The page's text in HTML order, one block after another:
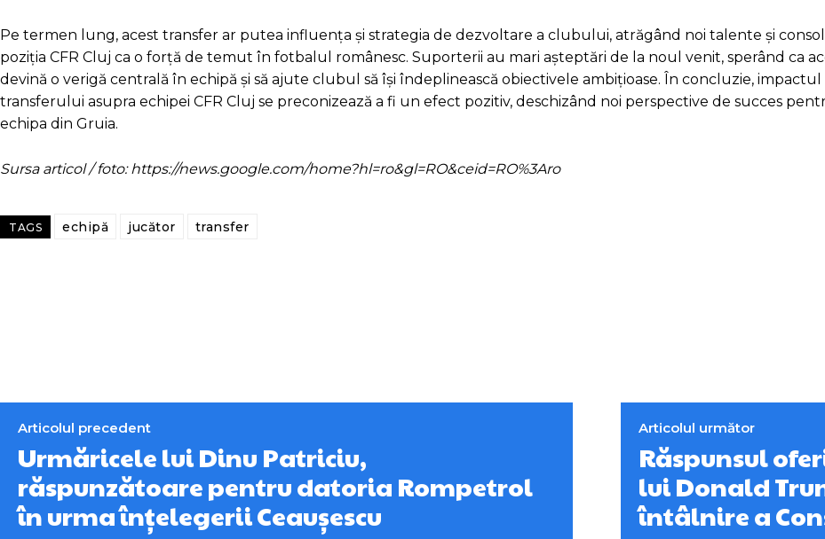
Pe termen lung, acest transfer ar putea influența și strategia de dezvoltare a clubului, atrăgând noi talente și
poziția CFR Cluj ca o forță de temut în fotbalul românesc. Suporterii au mari așteptări de la noul venit, sperând ca
devină o verigă centrală în echipă și să ajute clubul să își îndeplinească obiectivele ambițioase. În concluzie, impactul
transferului asupra echipei CFR Cluj se preconizează a fi un efect pozitiv, deschizând noi perspective de succes
echipa din Gruia.
Sursa articol / foto: https://news.google.com/home?hl=ro&gl=RO&ceid=RO%3Aro
TAGS echipă jucător transfer
Articolul precedent
Urmăricele lui Dinu Patriciu,
răspunzătoare pentru datoria Rompetrol
în urma înțelegerii Ceaușescu
Articolul următor
Răspunsul
lui Donald
întâlnire a